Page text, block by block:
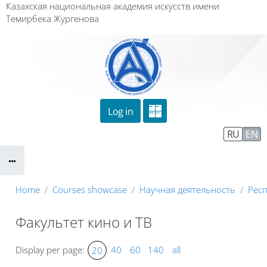
Skip to main content
Казахская национальная академия искусств имени
Темирбека Жургенова
Log in
RU EN
Home Courses showcase Научная деятельность
Факультет кино и ТВ
Display per page: 20 40 60 140 all